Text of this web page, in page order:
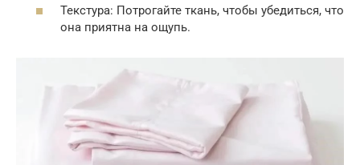
Текстура: Потрогайте ткань, чтобы убедиться, что
она приятна на ощупь.